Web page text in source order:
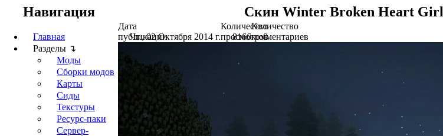
Навигация
Главная
Разделы ↴
Моды
Сборки модов
Карты
Сиды
Текстуры
Ресурс-паки
Сервер-
Скин Winter Broken Heart Girl
Дата
публикации
Чт., 02 Октября 2014 г.
Количество
просмотров
8166
Количество
комментариев
0